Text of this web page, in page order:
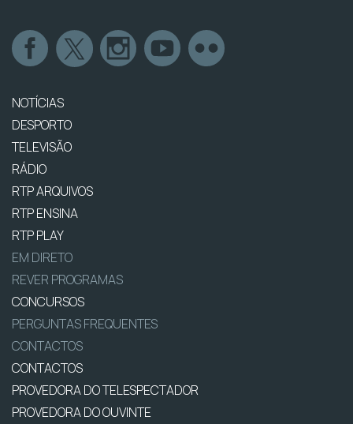
NOTÍCIAS
DESPORTO
TELEVISÃO
RÁDIO
RTP ARQUIVOS
RTP ENSINA
RTP PLAY
EM DIRETO
REVER PROGRAMAS
CONCURSOS
PERGUNTAS FREQUENTES
CONTACTOS
CONTACTOS
PROVEDORA DO TELESPECTADOR
PROVEDORA DO OUVINTE